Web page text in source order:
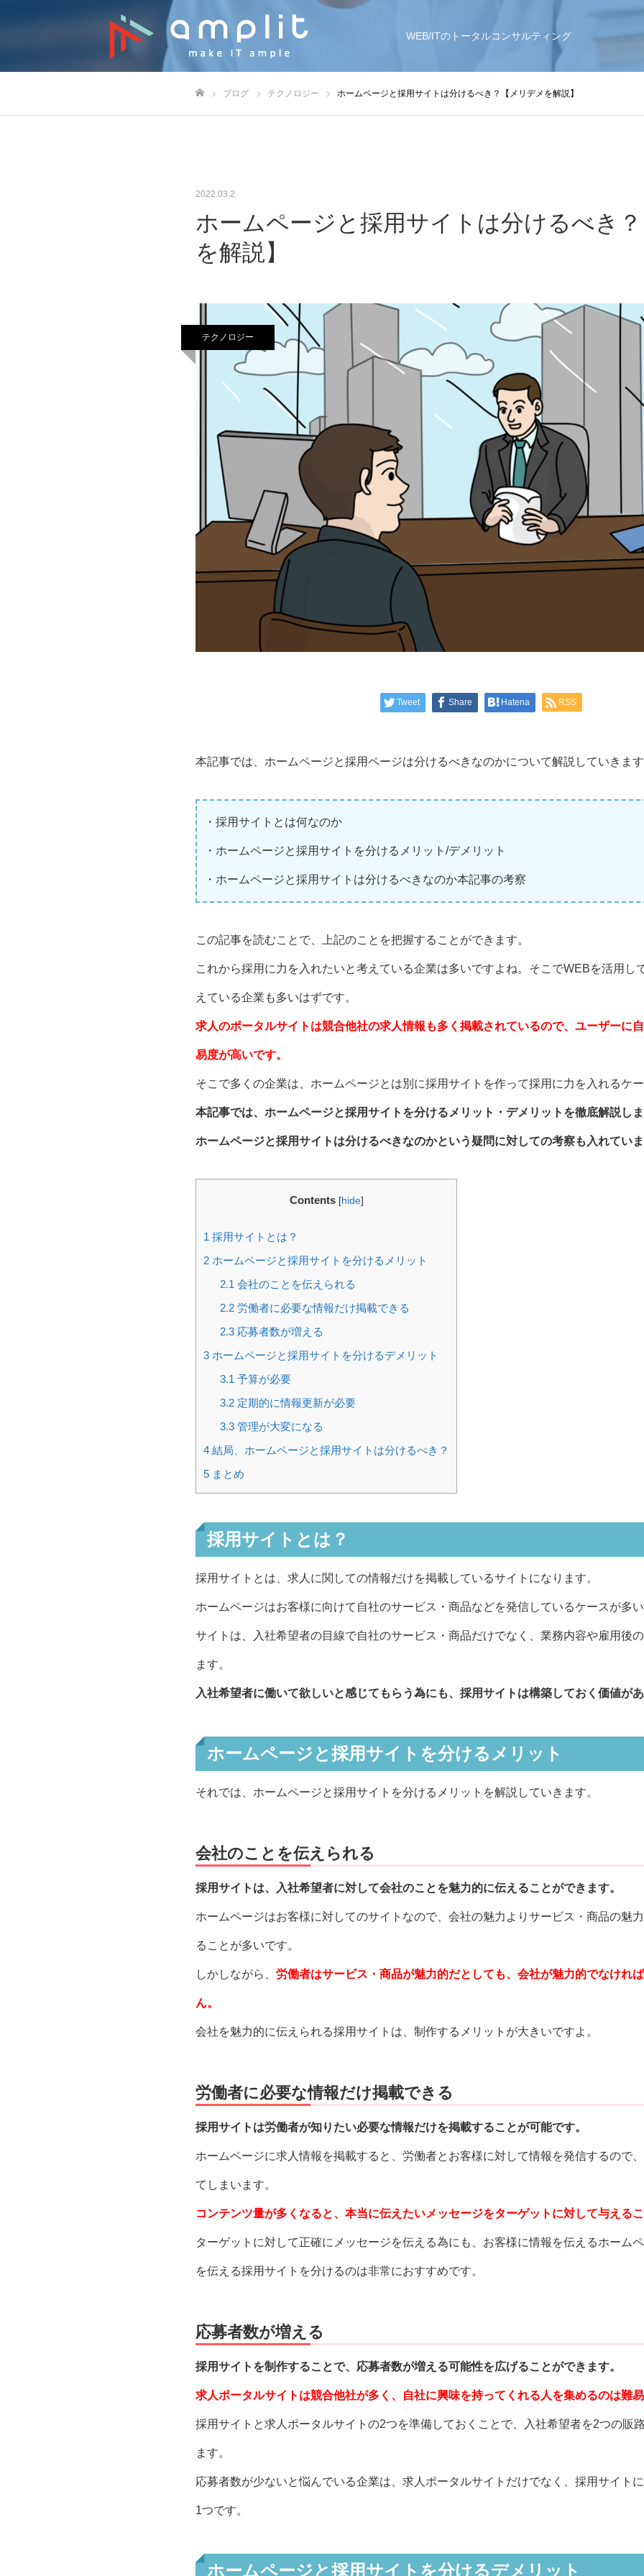
WEB/ITのトータルコンサルティング
ブログ テクノロジー ホームページと採用サイトは分けるべき？【メリデメを解説】
2022.03.2
ホームページと採用サイトは分けるべき
を解説】
テクノロジー
Tweet Share Hatena RSS
本記事では、ホームページと採用ページは分けるべきなのかについて解説していきま
・採用サイトとは何なのか
・ホームページと採用サイトを分けるメリット/デメリット
・ホームページと採用サイトは分けるべきなのか本記事の考察
この記事を読むことで、上記のことを把握することができます。
これから採用に力を入れたいと考えている企業は多いですよね。そこでWEBを活用し
えている企業も多いはずです。
求人のポータルサイトは競合他社の求人情報も多く掲載されているので、ユーザーに
易度が高いです。
そこで多くの企業は、ホームページとは別に採用サイトを作って採用に力を入れるケ
本記事では、ホームページと採用サイトを分けるメリット・デメリットを徹底解説し
ホームページと採用サイトは分けるべきなのかという疑問に対しての考察も入れてい
Contents [hide]
1 採用サイトとは？
2 ホームページと採用サイトを分けるメリット
2.1 会社のことを伝えられる
2.2労働者に必要な情報だけ掲載できる
2.3応募者数が増える
3 ホームページと採用サイトを分けるデメリット
3.1 予算が必要
3.2定期的に情報更新が必要
3.3管理が大変になる
4 結局、ホームページと採用サイトは分けるべき？
5 まとめ
採用サイトとは？
採用サイトとは、求人に関しての情報だけを掲載しているサイトになります。
ホームページはお客様に向けて自社のサービス・商品などを発信しているケースが多
サイトは、入社希望者の目線で自社のサービス・商品だけでなく、業務内容や雇用後
ます。
入社希望者に働いて欲しいと感じてもらう為にも、採用サイトは構築しておく価値が
ホームページと採用サイトを分けるメリット
それでは、ホームページと採用サイトを分けるメリットを解説していきます。
会社のことを伝えられる
採用サイトは、入社希望者に対して会社のことを魅力的に伝えることができます。
ホームページはお客様に対してのサイトなので、会社の魅力よりサービス・商品の魅
ることが多いです。
しかしながら、 労働者はサービス・商品が魅力的だとしても、会社が魅力的でなけれ
ん。
会社を魅力的に伝えられる採用サイトは、制作するメリットが大きいですよ。
労働者に必要な情報だけ掲載できる
採用サイトは労働者が知りたい必要な情報だけを掲載することが可能です。
ホームページに求人情報を掲載すると、労働者とお客様に対して情報を発信するので
てしまいます。
コンテンツ量が多くなると、本当に伝えたいメッセージをターゲットに対して与える
ターゲットに対して正確にメッセージを伝える為にも、お客様に情報を伝えるホーム
を伝える採用サイトを分けるのは非常におすすめです。
応募者数が増える
採用サイトを制作することで、応募者数が増える可能性を広げることができます。
求人ポータルサイトは競合他社が多く、自社に興味を持ってくれる人を集めるのは難
採用サイトと求人ポータルサイトの2つを準備しておくことで、入社希望者を2つの販
ます。
応募者数が少ないと悩んでいる企業は、求人ポータルサイトだけでなく、採用サイト
1つです。
ホームページと採用サイトを分けるデメリット